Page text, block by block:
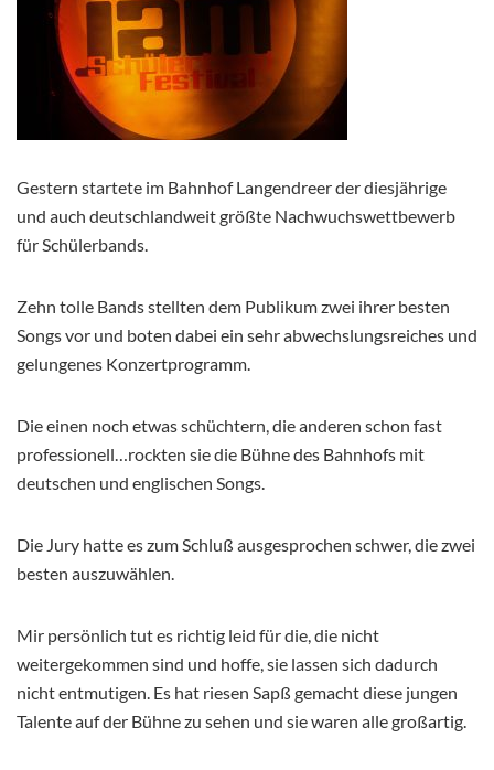
Gestern startete im Bahnhof Langendreer der diesjährige
und auch deutschlandweit größte Nachwuchswettbewerb
für Schülerbands.
Zehn tolle Bands stellten dem Publikum zwei ihrer besten
Songs vor und boten dabei ein sehr abwechslungsreiches und
gelungenes Konzertprogramm.
Die einen noch etwas schüchtern, die anderen schon fast
professionell…rockten sie die Bühne des Bahnhofs mit
deutschen und englischen Songs.
Die Jury hatte es zum Schluß ausgesprochen schwer, die zwei
besten auszuwählen.
Mir persönlich tut es richtig leid für die, die nicht
weitergekommen sind und hoffe, sie lassen sich dadurch
nicht entmutigen. Es hat riesen Sapß gemacht diese jungen
Talente auf der Bühne zu sehen und sie waren alle großartig.